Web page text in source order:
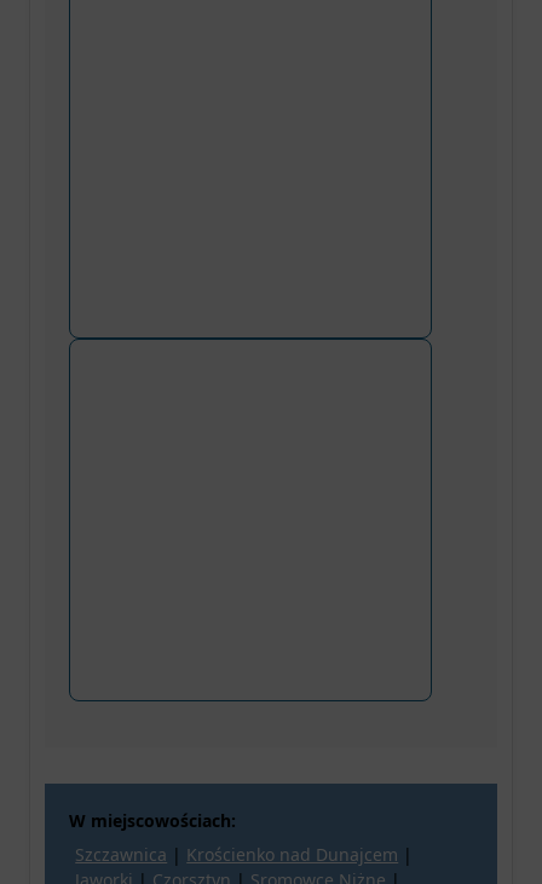
W miejscowościach:
Szczawnica | Krościenko nad Dunajcem |
Jaworki | Czorsztyn | Sromowce Niżne |